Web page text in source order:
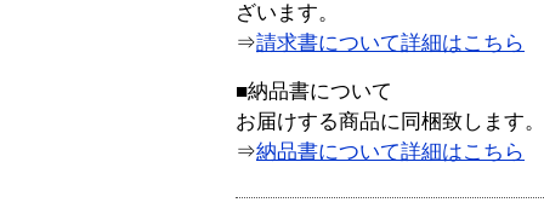
ざいます。
⇒請求書について詳細はこちら
■納品書について
お届けする商品に同梱致します。
⇒納品書について詳細はこちら